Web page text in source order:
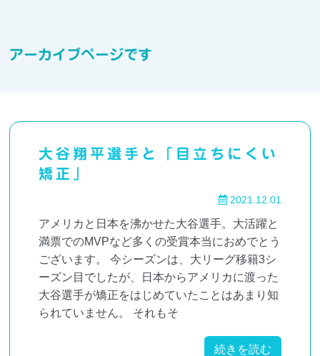
アーカイブページです
大谷翔平選手と「目立ちにくい
矯正」
2021.12.01
アメリカと日本を沸かせた大谷選手。大活躍と
満票でのMVPなど多くの受賞本当におめでとう
ございます。 今シーズンは、大リーグ移籍3シ
ーズン目でしたが、日本からアメリカに渡った
大谷選手が矯正をはじめていたことはあまり知
られていません。 それもそ
続きを読む